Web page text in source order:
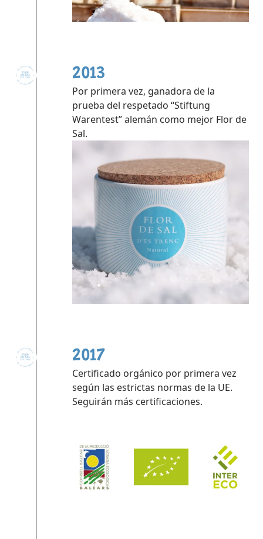
2013
Por primera vez, ganadora de la
prueba del respetado “Stiftung
Warentest” alemán como mejor Flor de
Sal.
2017
Certificado orgánico por primera vez
según las estrictas normas de la UE.
Seguirán más certificaciones.